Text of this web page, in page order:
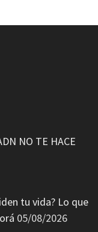
NO TE HACE
tu vida? Lo que
05/08/2026